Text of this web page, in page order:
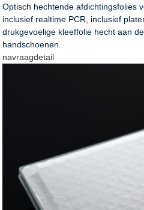
Optisch hechtende afdichtingsfolies
inclusief realtime PCR, inclusief
drukgevoelige kleeffolie hecht aan
handschoenen.
navraagdetail